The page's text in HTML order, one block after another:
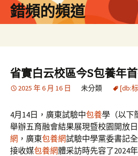
錯頻的頻道
省實白云校區今S包養年
2025 年 6 月 16 日 未分類 [db:
4月14日，廣東試驗中包養學（以下
舉辦五育融會結果展現暨校園開放
網 ，廣東包養網試驗中學黨委書記全
接收媒包養網體采訪時先容了2024